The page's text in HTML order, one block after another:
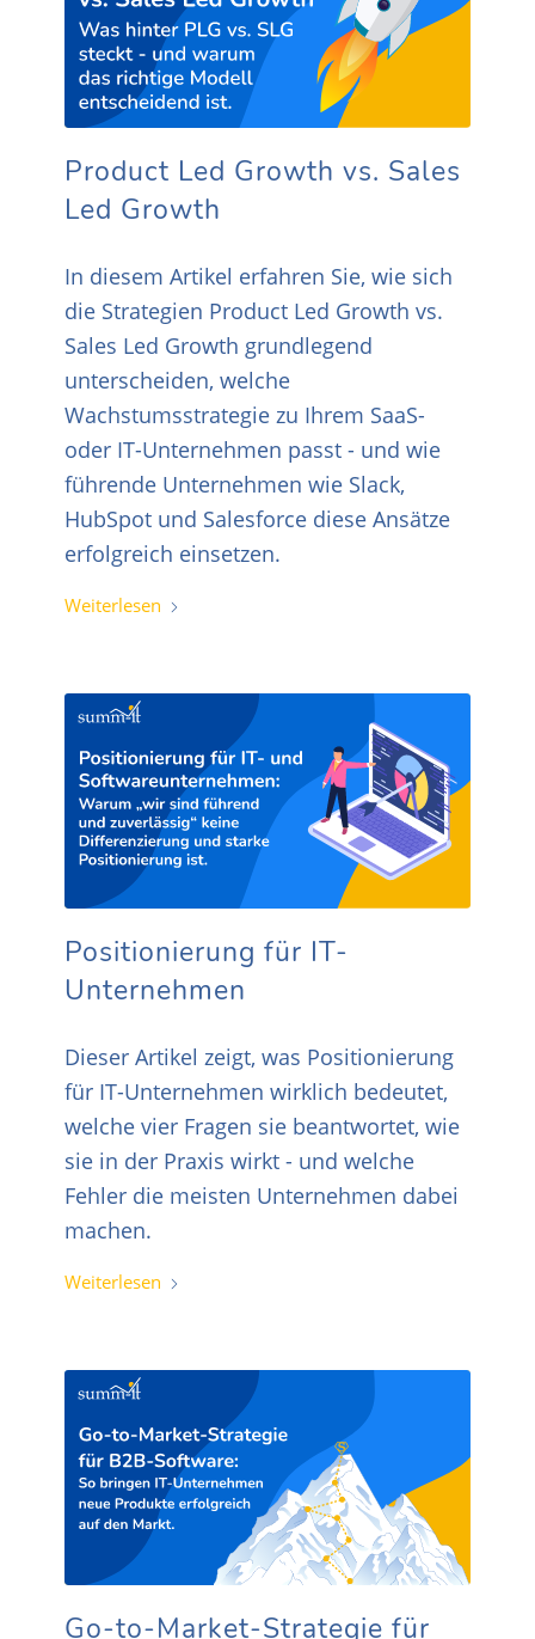
Product Led Growth vs. Sales
Led Growth
In diesem Artikel erfahren Sie, wie sich
die Strategien Product Led Growth vs.
Sales Led Growth grundlegend
unterscheiden, welche
Wachstumsstrategie zu Ihrem SaaS-
oder IT-Unternehmen passt - und wie
führende Unternehmen wie Slack,
HubSpot und Salesforce diese Ansätze
erfolgreich einsetzen.
Weiterlesen
Positionierung für IT-
Unternehmen
Dieser Artikel zeigt, was Positionierung
für IT-Unternehmen wirklich bedeutet,
welche vier Fragen sie beantwortet, wie
sie in der Praxis wirkt - und welche
Fehler die meisten Unternehmen dabei
machen.
Weiterlesen
Go-to-Market-Strategie für